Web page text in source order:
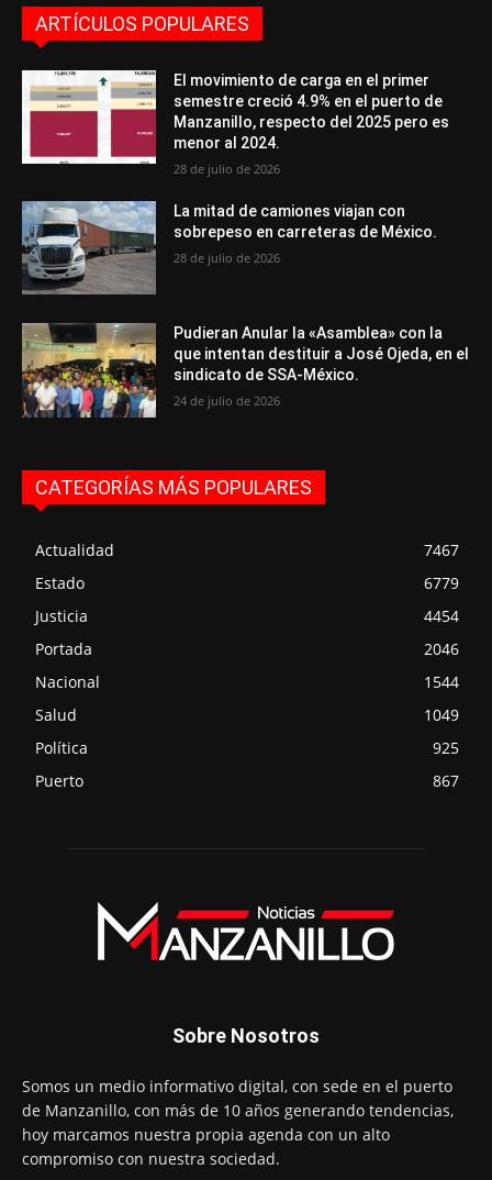
ARTÍCULOS POPULARES
El movimiento de carga en el primer
semestre creció 4.9% en el puerto de
Manzanillo, respecto del 2025 pero es
menor al 2024.
28 de julio de 2026
La mitad de camiones viajan con
sobrepeso en carreteras de México.
28 de julio de 2026
Pudieran Anular la «Asamblea» con la
que intentan destituir a José Ojeda, en el
sindicato de SSA-México.
24 de julio de 2026
CATEGORÍAS MÁS POPULARES
Actualidad
7467
Estado
6779
Justicia
4454
Portada
2046
Nacional
1544
Salud
1049
Política
925
Puerto
867
Sobre Nosotros
Somos un medio informativo digital, con sede en el puerto
de Manzanillo, con más de 10 años generando tendencias,
hoy marcamos nuestra propia agenda con un alto
compromiso con nuestra sociedad.